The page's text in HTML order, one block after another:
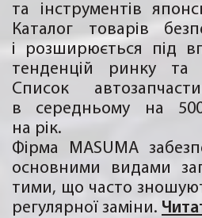
та інструментів
Каталог товарів
і розширюється під
тенденцій ринку та
Список
в середньому на
на рік.
Фірма MASUMA
основними видами
тими, що часто
регулярної заміни.